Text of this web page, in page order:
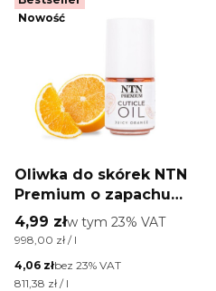
Nowość
Oliwka do skórek NTN
Premium o zapachu
Juicy Orange 5 ml
Cena brutto
4,99 złw tym %s VAT
w tym 23% VAT
Cena jednostkowa brutto
998,00 zł / l
Cena netto
4,06 złbez 23% VAT
Cena jednostkowa netto
811,38 zł / l